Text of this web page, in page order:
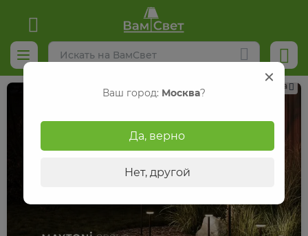
Реклама
Ваш город: Москва?
Да, верно
Нет, другой